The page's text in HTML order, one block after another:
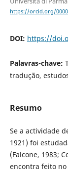
https://orcid.org/
DOI: https://
Palavras-chave:
tradução,
Resumo
Se a actividade
1921) foi
(Falcone, 1983;
encontra feito